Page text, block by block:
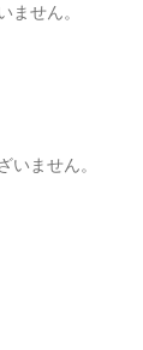
ません。
いません。